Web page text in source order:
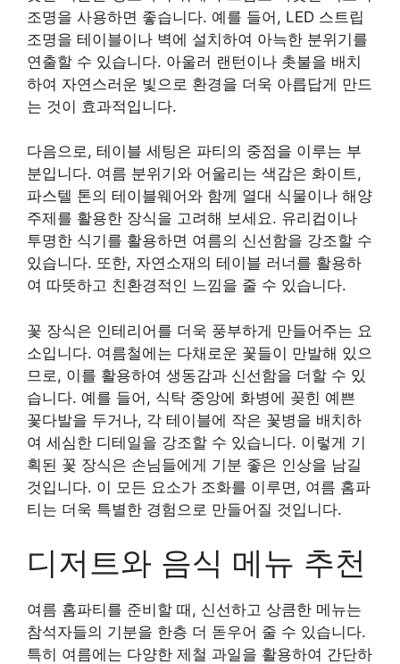
조명을 사용하면 좋습니다. 예를 들어, LED 스트립
조명을 테이블이나 벽에 설치하여 아늑한 분위기를
연출할 수 있습니다. 아울러 랜턴이나 촛불을 배치
하여 자연스러운 빛으로 환경을 더욱 아릅답게 만드
는 것이 효과적입니다.
다음으로, 테이블 세팅은 파티의 중점을 이루는 부
분입니다. 여름 분위기와 어울리는 색감은 화이트,
파스텔 톤의 테이블웨어와 함께 열대 식물이나 해양
주제를 활용한 장식을 고려해 보세요. 유리컵이나
투명한 식기를 활용하면 여름의 신선함을 강조할 수
있습니다. 또한, 자연소재의 테이블 러너를 활용하
여 따뜻하고 친환경적인 느낌을 줄 수 있습니다.
꽃 장식은 인테리어를 더욱 풍부하게 만들어주는 요
소입니다. 여름철에는 다채로운 꽃들이 만발해 있으
므로, 이를 활용하여 생동감과 신선함을 더할 수 있
습니다. 예를 들어, 식탁 중앙에 화병에 꽂힌 예쁜
꽃다발을 두거나, 각 테이블에 작은 꽃병을 배치하
여 세심한 디테일을 강조할 수 있습니다. 이렇게 기
획된 꽃 장식은 손님들에게 기분 좋은 인상을 남길
것입니다. 이 모든 요소가 조화를 이루면, 여름 홈파
티는 더욱 특별한 경험으로 만들어질 것입니다.
디저트와 음식 메뉴 추천
여름 홈파티를 준비할 때, 신선하고 상큼한 메뉴는
참석자들의 기분을 한층 더 돋우어 줄 수 있습니다.
특히 여름에는 다양한 제철 과일을 활용하여 간단하